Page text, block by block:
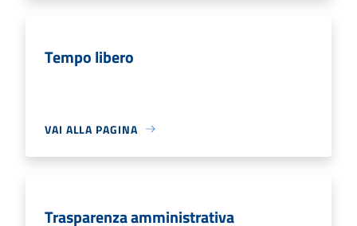
Tempo libero
VAI ALLA PAGINA
Trasparenza amministrativa